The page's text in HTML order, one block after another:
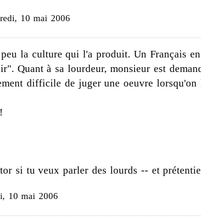
10 mai 2006
la culture qui l'a produit. Un Français
Quant à sa lourdeur, monsieur est
difficile de juger une oeuvre
si tu veux parler des lourds -- et
10 mai 2006